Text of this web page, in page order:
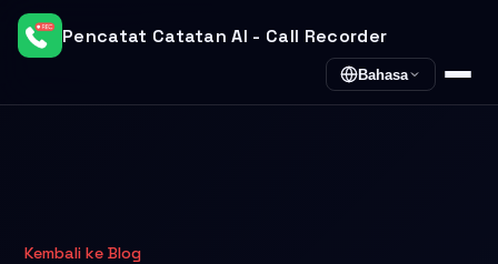
Pencatat Catatan AI - Call Recorder
Bahasa
Kembali ke Blog